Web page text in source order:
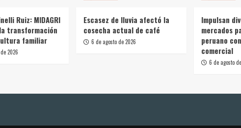
Ruiz: MIDAGRI
transformación
familiar
2026
Escasez de lluvia afectó la
cosecha actual de café
6 de agosto de 2026
Impulsan
mercados
peruano
comercial
6 de agosto